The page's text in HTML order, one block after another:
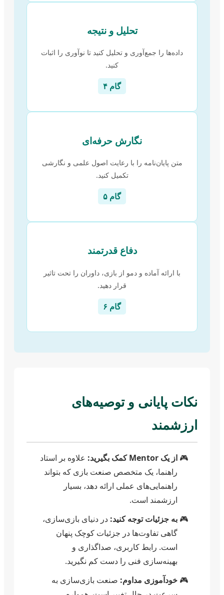
تحلیل و نتیجه
داده‌ها را جمع‌آوری و تحلیل کنید تا نوآوری را اثبات
کنید.
گام ۴
نگارش حرفه‌ای
متن پایان‌نامه را با رعایت اصول علمی و نگارشی
تکمیل کنید.
گام ۵
دفاع قدرتمند
با ارائه آماده و دمو از بازی، داوران را تحت تاثیر
قرار دهید.
گام ۶
نکات پایانی و توصیه‌های
ارزشمند
از یک Mentor کمک بگیرید:
علاوه بر استاد
راهنما، یک متخصص صنعت بازی که بتواند
راهنمایی‌های عملی ارائه دهد، بسیار
ارزشمند است.
به جزئیات توجه کنید: در دنیای بازی‌سازی،
گاهی تفاوت‌ها در جزئیات کوچک پنهان
است. رابط کاربری، صداگذاری و
بهینه‌سازی فنی را دست کم نگیرید.
خودآموزی مداوم: صنعت بازی‌سازی به